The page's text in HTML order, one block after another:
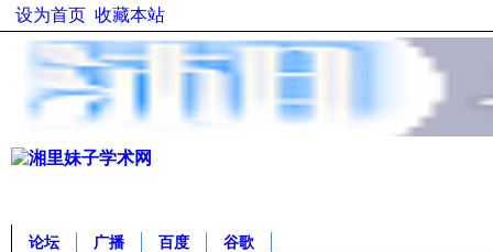
设为首页 收藏本站
论坛 广播 百度 谷歌